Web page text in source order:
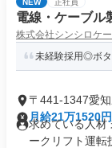
正社員
電線・ケーブル
株式会社シンシロケ
未経験採用◎ボタ
〒441-1347愛
月給21万1520
求めている人材
ークリフト運転